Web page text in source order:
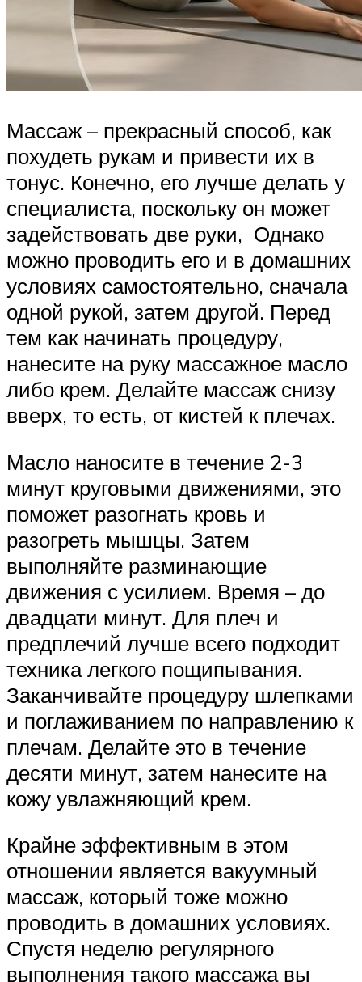
Массаж – прекрасный способ, как
похудеть рукам и привести их в
тонус. Конечно, его лучше делать у
специалиста, поскольку он может
задействовать две руки, Однако
можно проводить его и в домашних
условиях самостоятельно, сначала
одной рукой, затем другой. Перед
тем как начинать процедуру,
нанесите на руку массажное масло
либо крем. Делайте массаж снизу
вверх, то есть, от кистей к плечах.
Масло наносите в течение 2-3
минут круговыми движениями, это
поможет разогнать кровь и
разогреть мышцы. Затем
выполняйте разминающие
движения с усилием. Время – до
двадцати минут. Для плеч и
предплечий лучше всего подходит
техника легкого пощипывания.
Заканчивайте процедуру шлепками
и поглаживанием по направлению к
плечам. Делайте это в течение
десяти минут, затем нанесите на
кожу увлажняющий крем.
Крайне эффективным в этом
отношении является вакуумный
массаж, который тоже можно
проводить в домашних условиях.
Спустя неделю регулярного
выполнения такого массажа вы